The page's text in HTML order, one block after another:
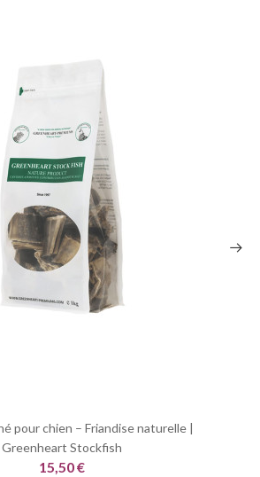
pour chien – Friandise naturelle |
Greenheart Stockfish
15,50 €